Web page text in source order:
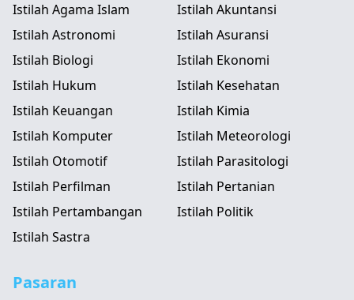
Istilah Agama Islam
Istilah Akuntansi
Istilah Astronomi
Istilah Asuransi
Istilah Biologi
Istilah Ekonomi
Istilah Hukum
Istilah Kesehatan
Istilah Keuangan
Istilah Kimia
Istilah Komputer
Istilah Meteorologi
Istilah Otomotif
Istilah Parasitologi
Istilah Perfilman
Istilah Pertanian
Istilah Pertambangan
Istilah Politik
Istilah Sastra
Pasaran